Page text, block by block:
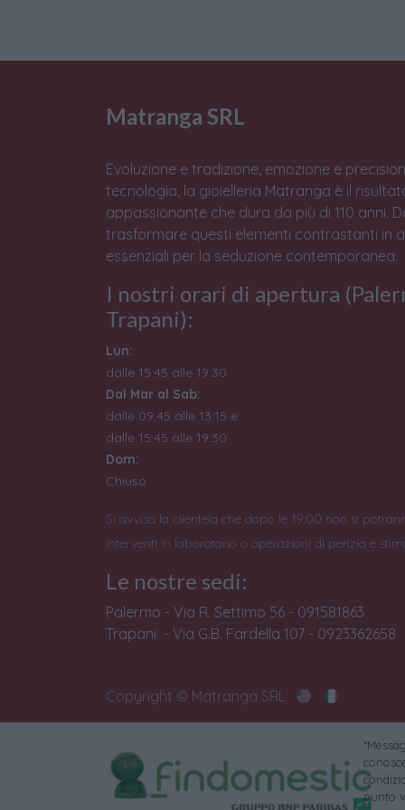
Matranga SRL
Evoluzione e tradizione, emozione e
tecnologia, la gioielleria Matranga è il
appassionante che dura da più di 110 anni.
trasformare questi elementi contrastanti in
essenziali per la seduzione contemporanea.
I nostri orari di apertura
Trapani):
Lun:
dalle 15:45 alle 19:30
Dal Mar al Sab:
dalle 09:45 alle 13:15 e
dalle 15:45 alle 19:30
Dom:
Chiuso
Si avvisa la clientela che dopo le 19:00 non si
interventi in laboratorio o operazioni di perizia e
Le nostre sedi:
Palermo - Via R. Settimo 56 - 091581863
Trapani - Via G.B. Fardella 107 - 0923362658
Copyright © Matranga SRL
punto